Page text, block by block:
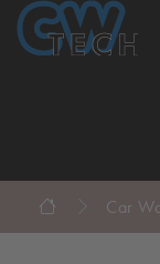
Car